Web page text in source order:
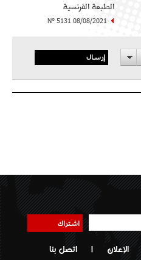
الطبعة الفرنسية
N° 5131 08/08/2021
إرسال
اشتراك
الإعلان | اتصل بنا